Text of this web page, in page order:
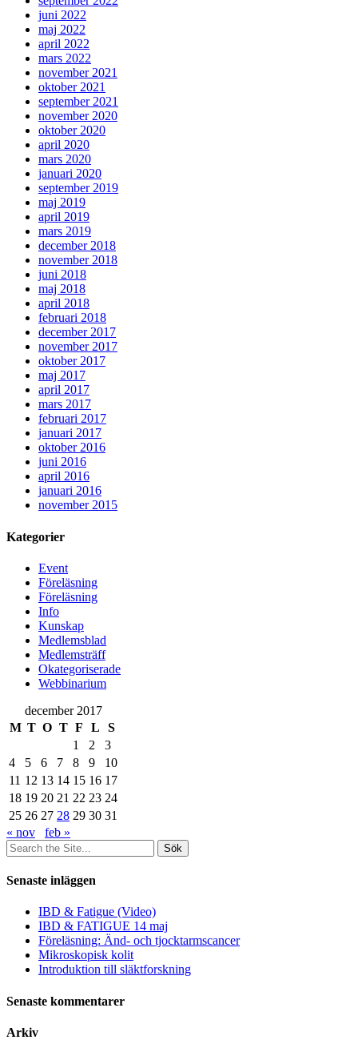
juni 2022
maj 2022
april 2022
mars 2022
november 2021
oktober 2021
september 2021
november 2020
oktober 2020
april 2020
mars 2020
januari 2020
september 2019
maj 2019
april 2019
mars 2019
december 2018
november 2018
juni 2018
maj 2018
april 2018
februari 2018
december 2017
november 2017
oktober 2017
maj 2017
april 2017
mars 2017
februari 2017
januari 2017
oktober 2016
juni 2016
april 2016
januari 2016
november 2015
Kategorier
Event
Föreläsning
Föreläsning
Info
Kunskap
Medlemsblad
Medlemsträff
Okategoriserade
Webbinarium
december 2017
M T O T F L
S
1
2
3
4
5 6 7 8 9
10
11 12 13 14 15 16 17
18 19 20 21 22 23 24
25 26 27 28 29 30 31
« nov
feb »
Sök
efter:
Senaste inläggen
IBD & Fatigue (Video)
IBD & FATIGUE 14 maj
Föreläsning: Änd- och tjocktarmscancer
Mikroskopisk kolit
Introduktion till släktforskning
Senaste kommentarer
Arkiv